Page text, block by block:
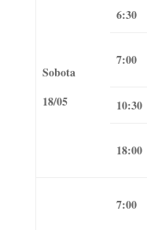
Sobota
18/05
6:30
7:00
10:30
18:00
7:00